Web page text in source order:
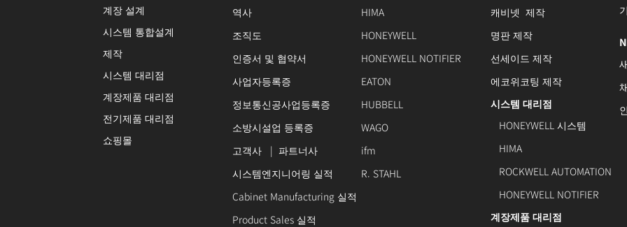
계장 설계
시스템 통합설계
제작
시스템 대리점
계장제품 대리점
전기제품 대리점
쇼핑몰
역사
조직도
인증서 및 협약서
사업자등록증
정보통신공사업등록증
소방시설업 등록증
고객사
| 파트너사
시스템엔지니어링 실적
Cabinet Manufacturing 실적
Product Sales 실적
HIMA
HONEYWELL
HONEYWELL NOTIFIER
EATON
HUBBELL
WAGO
ifm
R. STAHL
캐비넷 제작
명판 제작
선세이드 제작
에코위코팅 제작
시스템 대리점
HONEYWELL 시스템
HIMA
ROCKWELL AUTOMATION
HONEYWELL NOTIFIER
계장제품 대리점